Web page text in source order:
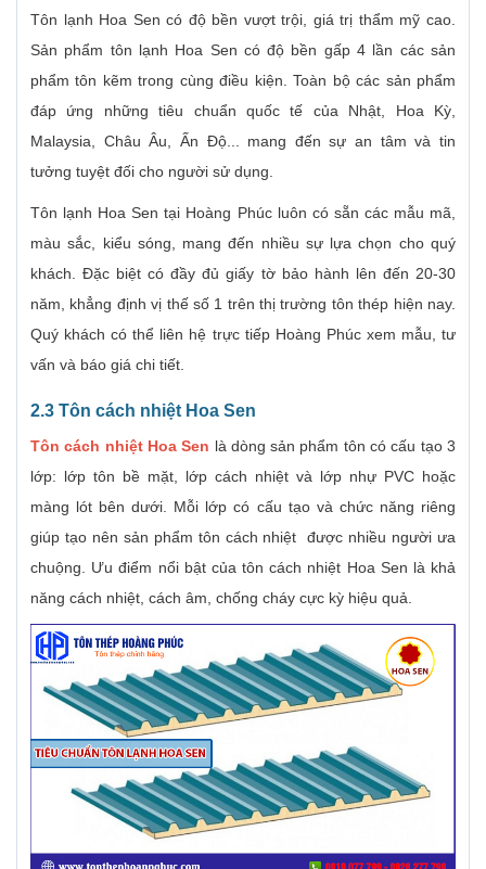
Tôn lạnh Hoa Sen có độ bền vượt trội, giá trị thẩm mỹ cao.
Sản phẩm tôn lạnh Hoa Sen có độ bền gấp 4 lần các sản
phẩm tôn kẽm trong cùng điều kiện. Toàn bộ các sản phẩm
đáp ứng những tiêu chuẩn quốc tế của Nhật, Hoa Kỳ,
Malaysia, Châu Âu, Ấn Độ... mang đến sự an tâm và tin
tưởng tuyệt đối cho người sử dụng.
Tôn lạnh Hoa Sen tại Hoàng Phúc luôn có sẵn các mẫu mã,
màu sắc, kiểu sóng, mang đến nhiều sự lựa chọn cho quý
khách. Đặc biệt có đầy đủ giấy tờ bảo hành lên đến 20-30
năm, khẳng định vị thế số 1 trên thị trường tôn thép hiện nay.
Quý khách có thể liên hệ trực tiếp Hoàng Phúc xem mẫu, tư
vấn và báo giá chi tiết.
2.3 Tôn cách nhiệt Hoa Sen
Tôn cách nhiệt Hoa Sen là dòng sản phẩm tôn có cấu tạo 3
lớp: lớp tôn bề mặt, lớp cách nhiệt và lớp nhự PVC hoặc
màng lót bên dưới. Mỗi lớp có cấu tạo và chức năng riêng
giúp tạo nên sản phẩm tôn cách nhiệt được nhiều người ưa
chuộng. Ưu điểm nổi bật của tôn cách nhiệt Hoa Sen là khả
năng cách nhiệt, cách âm, chống cháy cực kỳ hiệu quả.